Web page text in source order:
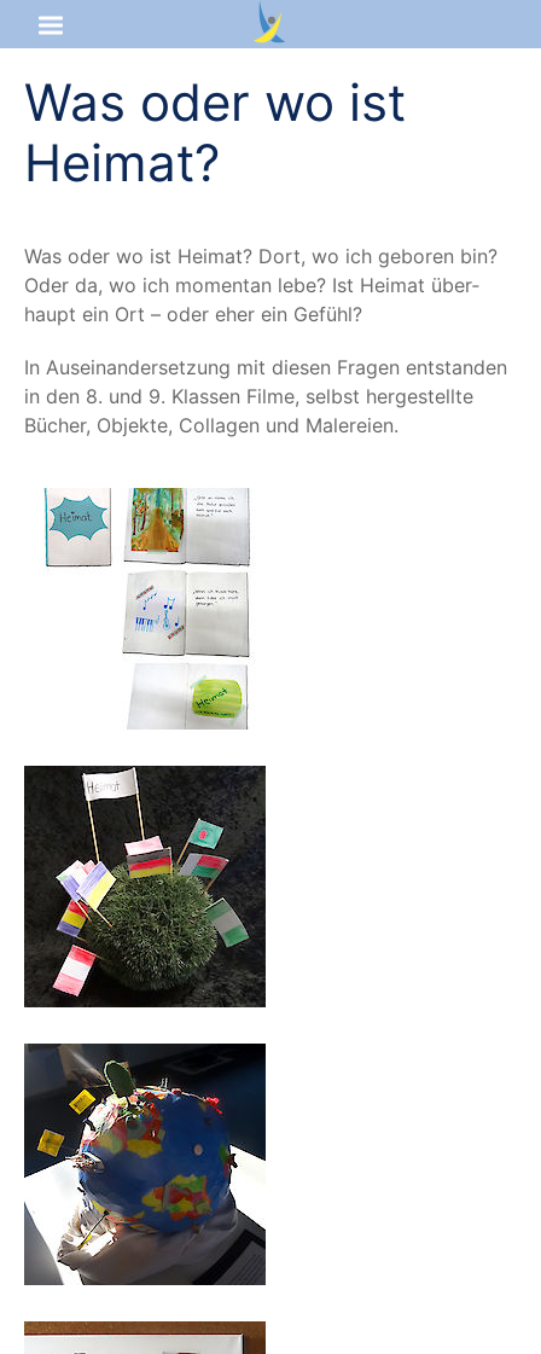
Startseite
Aktuelles
Lernangebot
Service & Infos
Was oder wo ist
Heimat?
Was oder wo ist Hei­mat? Dort, wo ich gebo­ren bin?
Oder da, wo ich momen­tan lebe? Ist Hei­mat über­
haupt ein Ort – oder eher ein Gefühl?
In Aus­ein­an­der­set­zung mit die­sen Fra­gen ent­stan­den
in den 8. und 9. Klas­sen Fil­me, selbst her­ge­stell­te
Bücher, Objek­te, Col­la­gen und Malereien.